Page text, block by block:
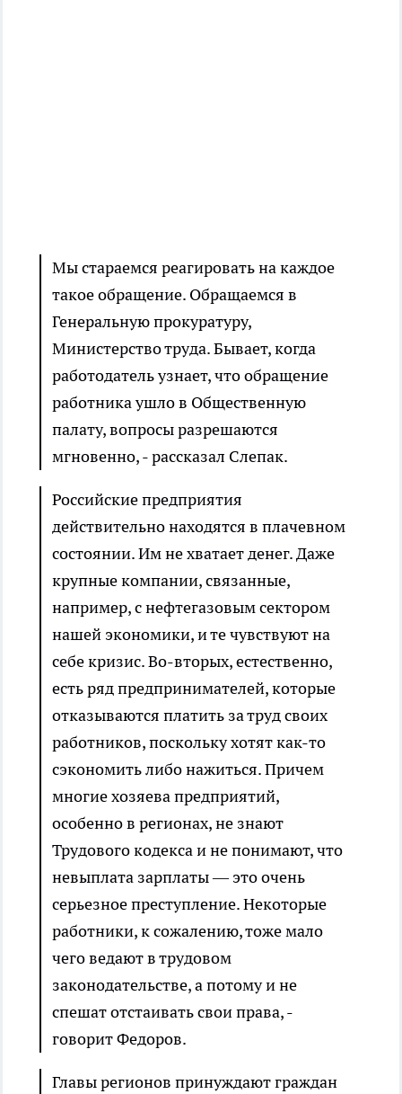
Мы стараемся реагировать на каждое
такое обращение. Обращаемся в
Генеральную прокуратуру,
Министерство труда. Бывает, когда
работодатель узнает, что обращение
работника ушло в Общественную
палату, вопросы разрешаются
мгновенно, - рассказал Слепак.
Российские предприятия
действительно находятся в плачевном
состоянии. Им не хватает денег. Даже
крупные компании, связанные,
например, с нефтегазовым сектором
нашей экономики, и те чувствуют на
себе кризис. Во-вторых, естественно,
есть ряд предпринимателей, которые
отказываются платить за труд своих
работников, поскольку хотят как-то
сэкономить либо нажиться. Причем
многие хозяева предприятий,
особенно в регионах, не знают
Трудового кодекса и не понимают, что
невыплата зарплаты — это очень
серьезное преступление. Некоторые
работники, к сожалению, тоже мало
чего ведают в трудовом
законодательстве, а потому и не
спешат отстаивать свои права, -
говорит Федоров.
Главы регионов принуждают граждан